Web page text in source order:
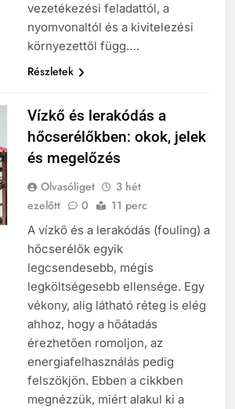
vezetékezési feladattól, a
nyomvonaltól és a kivitelezési
környezettől függ….
Részletek
Vízkő és lerakódás a
hőcserélőkben: okok, jelek
és megelőzés
Olvasóliget
3 hét
ezelőtt
0 11 perc
A vízkő és a lerakódás (fouling) a
hőcserélők egyik
legcsendesebb, mégis
legköltségesebb ellensége. Egy
vékony, alig látható réteg is elég
ahhoz, hogy a hőátadás
érezhetően romoljon, az
energiafelhasználás pedig
felszökjön. Ebben a cikkben
megnézzük, miért alakul ki a